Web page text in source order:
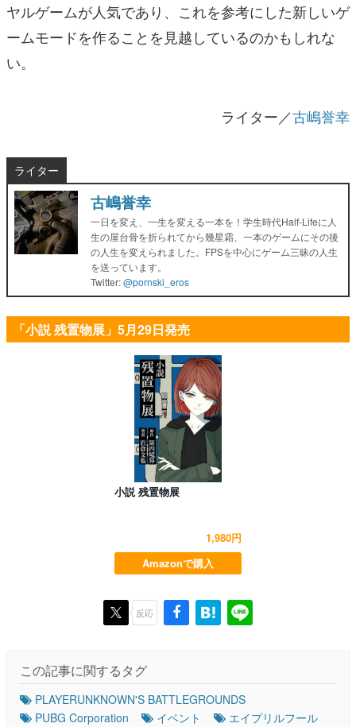
ヤルゲームが人気であり、これを参考にした新しいゲ
ームモードを作ることを見越しているのかもしれな
い。
ライター／古嶋誉幸
ライター
古嶋誉幸
一日を変え、一生を変える一本を！学生時代Half-Lifeに人
生の屋台骨を折られてから幾星霜、一本のゲームにその後
の人生を変えられました。FPSを中心にゲーム三昧の人生
を送っています。
Twitter:@pornski_eros
「小説 残置物展」5月29日発売
小説 残置物展
1,980円
Amazonで購入
反応
この記事に関するタグ
PLAYERUNKNOWN'S BATTLEGROUNDS
PUBG Corporation
イベント
エイプリルフール